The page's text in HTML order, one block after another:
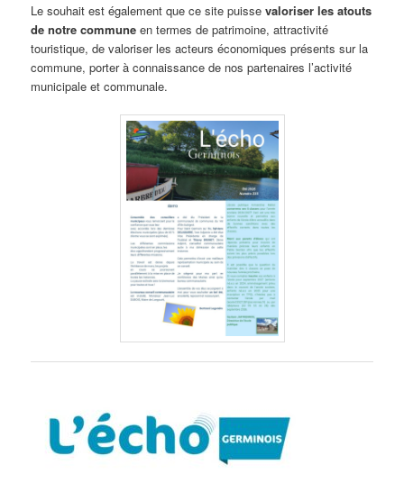
Le souhait est également que ce site puissevaloriser les atouts
de notre commune en termes de patrimoine, attractivité
touristique, de valoriser les acteurs économiques présents sur la
commune, porter à connaissance de nos partenaires l’activité
municipale et communale.